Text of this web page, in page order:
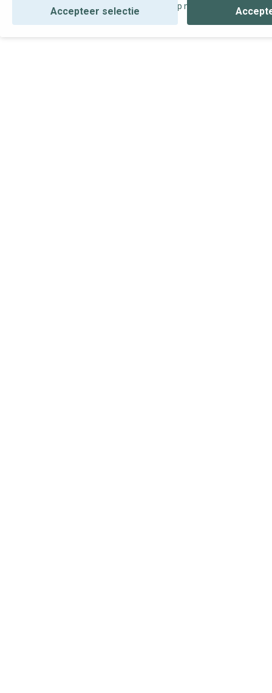
gepersonaliseerde online advertenties en op maat gemaakte
Accepteer selectie